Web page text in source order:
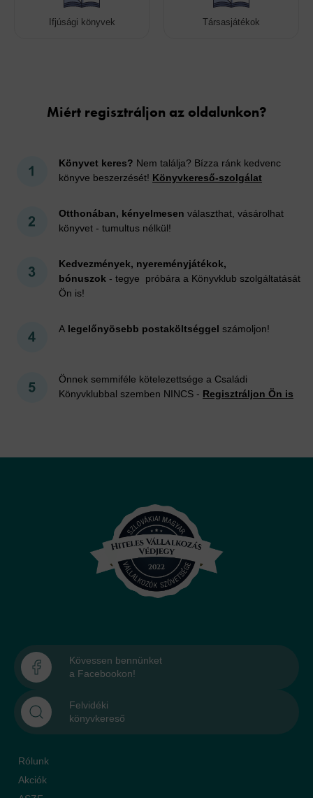
Ifjúsági könyvek Társasjátékok
Miért regisztráljon az oldalunkon?
Könyvet keres? Nem találja? Bízza ránk kedvenc
könyve beszerzését! Könyvkereső-szolgálat
Otthonában, kényelmesen választhat, vásárolhat
könyvet - tumultus nélkül!
Kedvezmények, nyereményjátékok,
bónuszok - tegye próbára a Könyvklub szolgáltatását
Ön is!
A legelőnyösebb postaköltséggel számoljon!
Önnek semmiféle kötelezettsége a Családi
Könyvklubbal szemben NINCS - Regisztráljon Ön is
Kövessen bennünket
a Facebookon!
Felvidéki
könyvkereső
Rólunk
Akciók